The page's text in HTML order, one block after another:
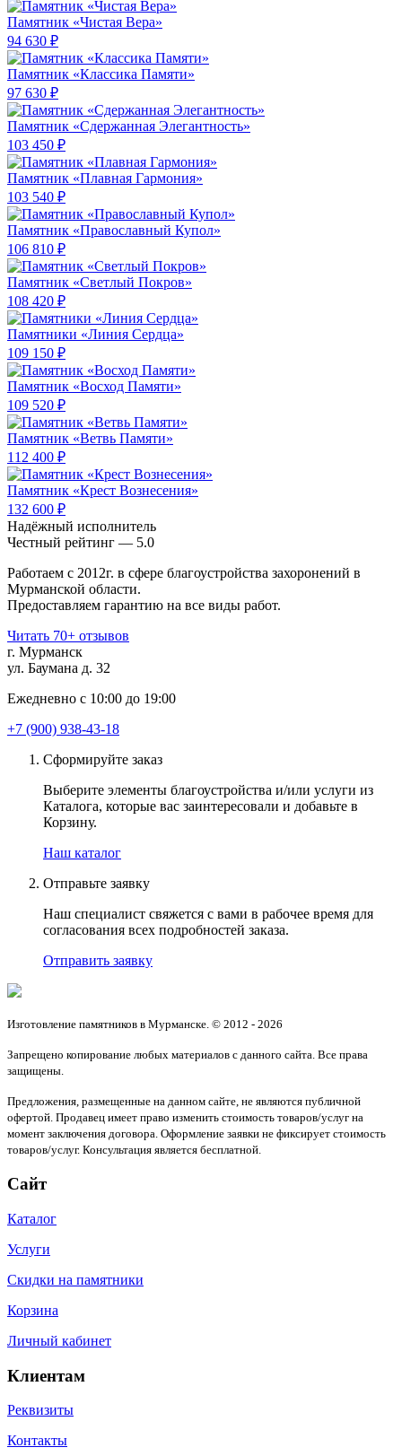
Памятник «Чистая Вера»
94 630 ₽
Памятник «Классика Памяти»
97 630 ₽
Памятник «Сдержанная Элегантность»
103 450 ₽
Памятник «Плавная Гармония»
103 540 ₽
Памятник «Православный Купол»
106 810 ₽
Памятник «Светлый Покров»
108 420 ₽
Памятники «Линия Сердца»
109 150 ₽
Памятник «Восход Памяти»
109 520 ₽
Памятник «Ветвь Памяти»
112 400 ₽
Памятник «Крест Вознесения»
132 600 ₽
Надёжный исполнитель
Чеcтный рейтинг — 5.0
Работаем с 2012г. в сфере благоустройства захоронений в
Мурманской области.
Предоставляем гарантию на все виды работ.
Читать 70+ отзывов
г. Мурманск
ул. Баумана д. 32
Ежедневно с 10:00 до 19:00
+7 (900) 938-43-18
Сформируйте заказ
Выберите элементы благоустройства и/или услуги из
Каталога, которые вас заинтересовали и добавьте в
Корзину.
Наш каталог
Отправьте заявку
Наш специалист свяжется с вами в рабочее время для
согласования всех подробностей заказа.
Отправить заявку
Изготовление памятников в Мурманске. © 2012 - 2026
Запрещено копирование любых материалов с данного сайта. Все права
защищены.
Предложения, размещенные на данном сайте, не являются публичной
офертой. Продавец имеет право изменить стоимость товаров/услуг на
момент заключения договора. Оформление заявки не фиксирует стоимость
товаров/услуг. Консультация является бесплатной.
Сайт
Каталог
Услуги
Скидки на памятники
Корзина
Личный кабинет
Клиентам
Реквизиты
Контакты